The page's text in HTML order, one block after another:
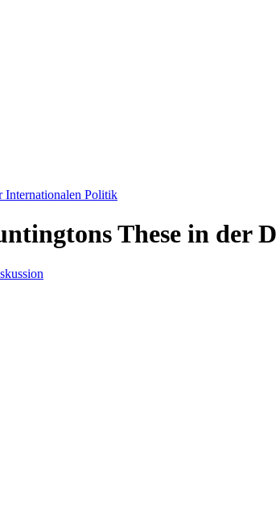
Internationalen Politik
These in der